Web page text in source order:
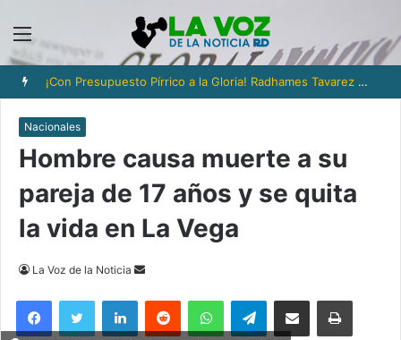
Menú
¡Con Presupuesto Pírrico a la Gloria! Radhames Tavarez y la Hazaña Dorada de la Natación Dominicana
Nacionales
Hombre causa muerte a su
pareja de 17 años y se quita
la vida en La Vega
La Voz de la Noticia
Send
email
FacebookTwitter LinkedInReddit WhatsAppTelegramCompartir via Email Imprimi